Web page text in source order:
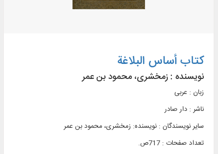
کتاب أساس البلاغة
نویسنده : زمخشری، محمود بن عمر
زبان : عربی
ناشر : دار صادر
سایر نویسندگان : نویسنده: زمخشری، محمود بن عمر
تعداد صفحات : 717ص.